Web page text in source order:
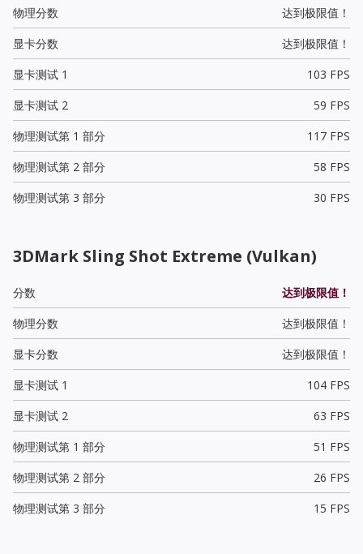
物理分数
达到极限值！
显卡分数
达到极限值！
显卡测试 1
103 FPS
显卡测试 2
59 FPS
物理测试第 1 部分
117 FPS
物理测试第 2 部分
58 FPS
物理测试第 3 部分
30 FPS
3DMark Sling Shot Extreme (Vulkan)
分数
达到极限值！
物理分数
达到极限值！
显卡分数
达到极限值！
显卡测试 1
104 FPS
显卡测试 2
63 FPS
物理测试第 1 部分
51 FPS
物理测试第 2 部分
26 FPS
物理测试第 3 部分
15 FPS